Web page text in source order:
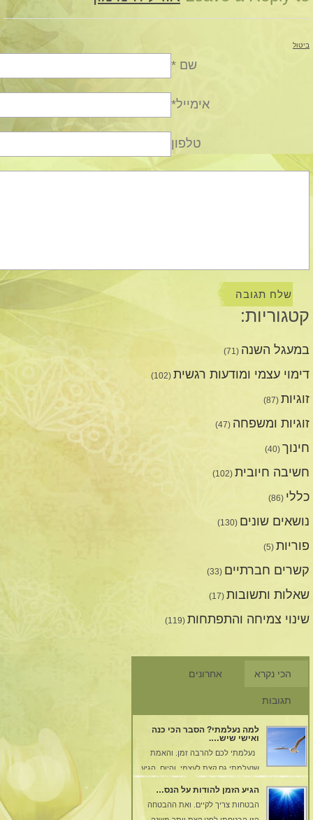
ביטול
שם *
אימייל*
טלפון
קטגוריות:
במעגל השנה (71)
דימוי עצמי ומודעות רגשית (102)
זוגיות (87)
זוגיות ומשפחה (47)
חינוך (40)
חשיבה חיובית (102)
כללי (86)
נושאים שונים (130)
פוריות (5)
קשרים חברתיים (33)
שאלות ותשובות (17)
שינוי צמיחה והתפתחות (119)
הכי נקרא אחרונים
תגובות
למה נעלמתי? הסבר הכי כנה
ואישי שיש….
נעלמתי לכם להרבה זמן. והאמת
שנעלמתי גם קצת לעצמי. והיום, הגיע
הרגע שאתן לכם הסבר. עברתי
טלטלה מאוד גדולה בחיי,
שבעקבותיה החלטתי להעלם. כל כך
הגיע הזמן להודות על הנס…
הבטחות צריך לקיים. ואת ההבטחה